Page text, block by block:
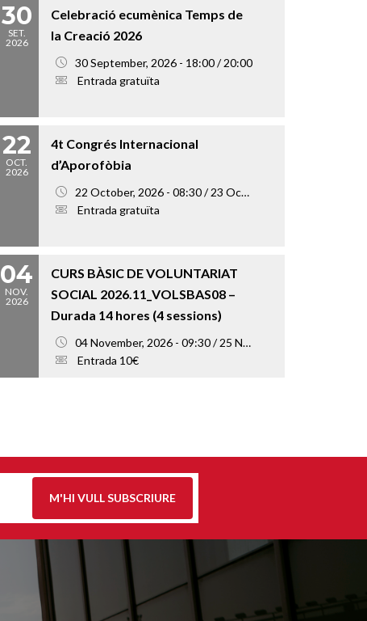
30
SET.
2026
Celebració ecumènica Temps de
la Creació 2026
30 September, 2026 - 18:00 / 20:00
Entrada gratuïta
22
OCT.
2026
4t Congrés Internacional
d’Aporofòbia
22 October, 2026 - 08:30 / 23 October, 2026 - 18:00
Entrada gratuïta
04
NOV.
2026
CURS BÀSIC DE VOLUNTARIAT
SOCIAL 2026.11_VOLSBAS08 –
Durada 14 hores (4 sessions)
04 November, 2026 - 09:30 / 25 November, 2026 - 13:00
Entrada 10€
M'HI VULL SUBSCRIURE